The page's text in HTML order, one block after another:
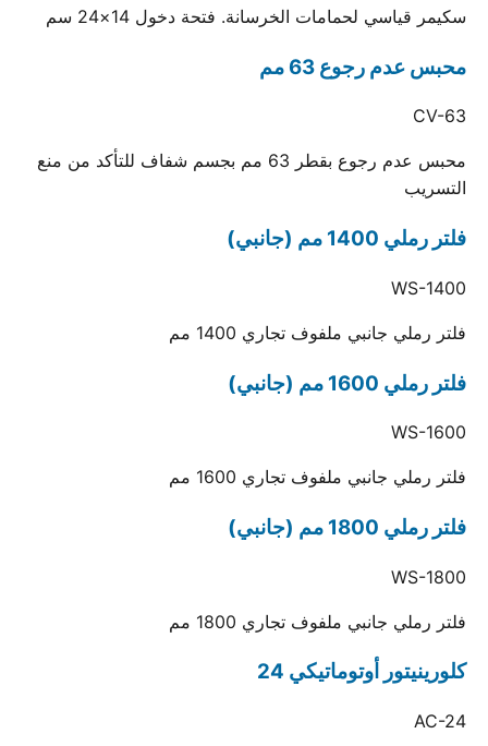
سكيمر قياسي لحمامات الخرسانة. فتحة دخول 14×24 سم
محبس عدم رجوع 63 مم
CV-63
محبس عدم رجوع بقطر 63 مم بجسم شفاف للتأكد من منع
التسريب
فلتر رملي 1400 مم (جانبي)
WS-1400
فلتر رملي جانبي ملفوف تجاري 1400 مم
فلتر رملي 1600 مم (جانبي)
WS-1600
فلتر رملي جانبي ملفوف تجاري 1600 مم
فلتر رملي 1800 مم (جانبي)
WS-1800
فلتر رملي جانبي ملفوف تجاري 1800 مم
كلورينيتور أوتوماتيكي 24
AC-24